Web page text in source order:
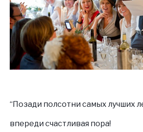
“Позади полсотни самых лучших
впереди счастливая пора!